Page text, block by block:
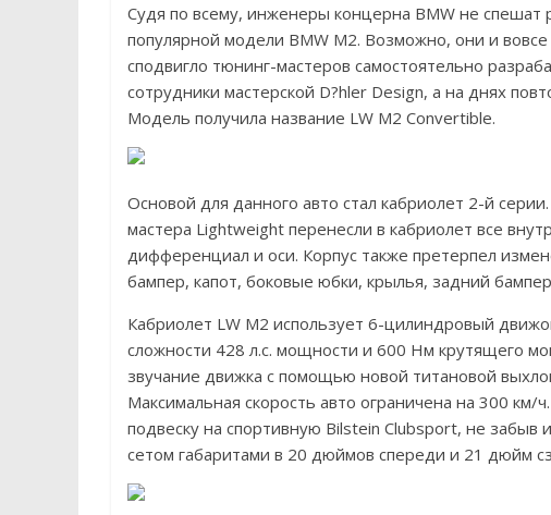
Судя по всему, инженеры концерна BMW не спешат
популярной модели BMW M2. Возможно, они и
сподвигло тюнинг-мастеров самостоятельно
сотрудники мастерской D?hler Design, а на днях
Модель получила название LW M2 Convertible.
Основой для данного авто стал кабриолет 2-й
мастера Lightweight перенесли в кабриолет все
дифференциал и оси. Корпус также претерпел
бампер, капот, боковые юбки, крылья, задний
Кабриолет LW M2 использует 6-цилиндровый
сложности 428 л.с. мощности и 600 Нм крутящего
звучание движка с помощью новой титановой
Максимальная скорость авто ограничена на 300
подвеску на спортивную Bilstein Clubsport, не забыв
сетом габаритами в 20 дюймов спереди и 21 дюйм